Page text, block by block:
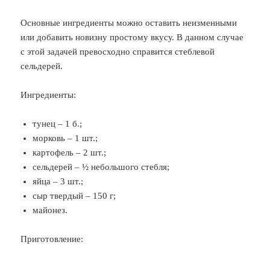
Основные ингредиенты можно оставить неизменными
или добавить новизну простому вкусу. В данном случае
с этой задачей превосходно справится стеблевой
сельдерей.
Ингредиенты:
тунец – 1 б.;
морковь – 1 шт.;
картофель – 2 шт.;
сельдерей – ½ небольшого стебля;
яйца – 3 шт.;
сыр твердый – 150 г;
майонез.
Приготовление: